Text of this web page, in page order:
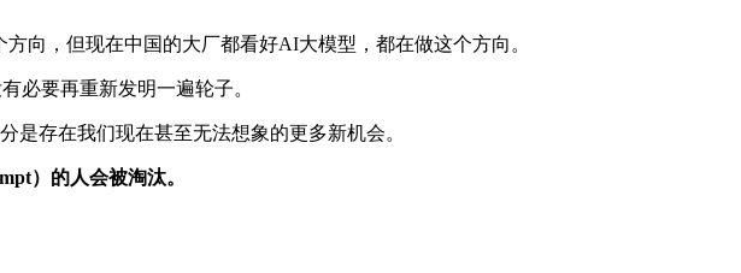
向，但现在中国的大厂都看好AI大模型，都在做这个方向。
必要再重新发明一遍轮子。
存在我们现在甚至无法想象的更多新机会。
）的人会被淘汰。